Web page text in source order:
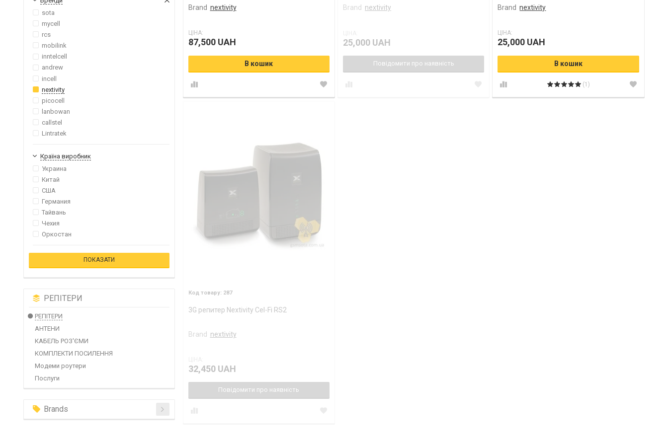
sota
mycell
rcs
mobilink
inntelcell
andrew
incell
nextivity
picocell
lanbowan
callstel
Lintratek
Країна виробник
Украина
Китай
США
Германия
Тайвань
Чехия
Оркостан
РЕПІТЕРИ
РЕПІТЕРИ
АНТЕНИ
КАБЕЛЬ РОЗ'ЄМИ
КОМПЛЕКТИ ПОСИЛЕННЯ
Модеми роутери
Послуги
Brands
Brand nextivity
ЦІНА:
87,500 UAH
В кошик
Brand nextivity
25,000 UAH
Повідомити про наявність
Brand nextivity
ЦІНА:
25,000 UAH
В кошик
(1)
287
3G репитер Nextivity Cel-Fi RS2
Brand nextivity
32,450 UAH
Повідомити про наявність